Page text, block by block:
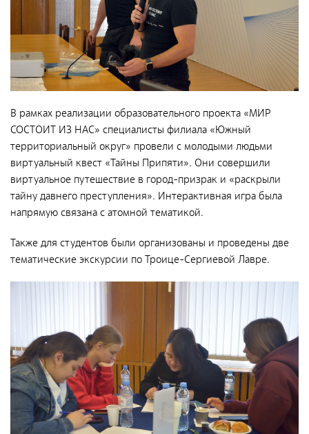
В рамках реализации образовательного проекта «МИР
СОСТОИТ ИЗ НАС» специалисты филиала «Южный
территориальный округ» провели с молодыми людьми
виртуальный квест «Тайны Припяти». Они совершили
виртуальное путешествие в город-призрак и «раскрыли
тайну давнего преступления». Интерактивная игра была
напрямую связана с атомной тематикой.
Также для студентов были организованы и проведены две
тематические экскурсии по Троице-Сергиевой Лавре.
Контакты
Обратная связь
Направления деятельности
Обращение с РАО и ОИИИ
Радиационный и экологический мониторинг
Региональный учет и контроль радиоактивных веществ,
источников ионизирующего излучения и радиоактивных
Радиационно-аварийные и радиационно-
Специализированный отраслевой оператор по
управлению объектами «ядерного наследия»
Журналистам
СМИ о нас
Контакты для прессы
Фирменный стиль